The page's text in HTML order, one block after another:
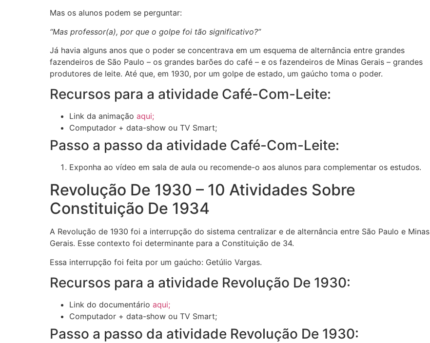
Mas os alunos podem se perguntar:
“Mas professor(a), por que o golpe foi tão significativo?”
Já havia alguns anos que o poder se concentrava em um esquema de alternância entre grandes
fazendeiros de São Paulo – os grandes barões do café – e os fazendeiros de Minas Gerais – grandes
produtores de leite. Até que, em 1930, por um golpe de estado, um gaúcho toma o poder.
Recursos para a atividade Café-Com-Leite:
Link da animação aqui;
Computador + data-show ou TV Smart;
Passo a passo da atividade Café-Com-Leite:
Exponha ao vídeo em sala de aula ou recomende-o aos alunos para complementar os estudos.
Revolução De 1930 – 10 Atividades Sobre
Constituição De 1934
A Revolução de 1930 foi a interrupção do sistema centralizar e de alternância entre São Paulo e Minas
Gerais. Esse contexto foi determinante para a Constituição de 34.
Essa interrupção foi feita por um gaúcho: Getúlio Vargas.
Recursos para a atividade Revolução De 1930:
Link do documentário aqui;
Computador + data-show ou TV Smart;
Passo a passo da atividade Revolução De 1930: